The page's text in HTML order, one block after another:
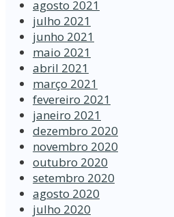
agosto 2021
julho 2021
junho 2021
maio 2021
abril 2021
março 2021
fevereiro 2021
janeiro 2021
dezembro 2020
novembro 2020
outubro 2020
setembro 2020
agosto 2020
julho 2020